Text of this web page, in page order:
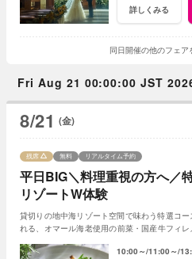
詳しくみる
同日開催の他のフェア
Fri Aug 21 00:00:00 JST
8/21 (金)
平日BIG＼料理重視の方へ／
リゾートW体験
残席 無料 リアルタイム予約
貸切りの地中海リゾート空間で味わう特選コ
れる、オマール海老使用の前菜・国産牛フィ
10:00～ 11:00～